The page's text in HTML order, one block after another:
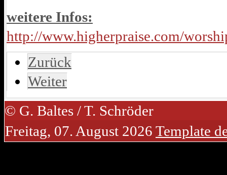
weitere Infos:
http://www.higherpraise.com/
Zurück
Weiter
© G. Baltes / T. Schröder
Freitag, 07. August 2026 Template